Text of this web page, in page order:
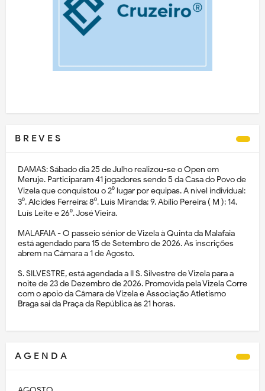
B R E V E S
DAMAS: Sábado dia 25 de Julho realizou-se o Open em
Meruje. Participaram 41 jogadores sendo 5 da Casa do Povo de
Vizela que conquistou o 2⁰ lugar por equipas. A nível individual:
3⁰. Alcides Ferreira; 8⁰. Luís Miranda; 9. Abílio Pereira ( M ); 14.
Luís Leite e 26⁰. José Vieira.
MALAFAIA - O passeio sénior de Vizela à Quinta da Malafaia
está agendado para 15 de Setembro de 2026. As inscrições
abrem na Câmara a 1 de Agosto.
S. SILVESTRE, está agendada a II S. Silvestre de Vizela para a
noite de 23 de Dezembro de 2026. Promovida pela Vizela Corre
com o apoio da Câmara de Vizela e Associação Atletismo
Braga sai da Praça da República às 21 horas.
A G E N D A